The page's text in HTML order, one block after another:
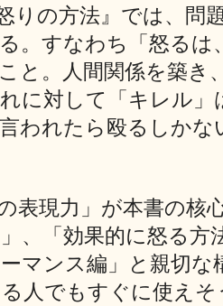
りの方法』では、問
。すなわち「怒るは
と。人間関係を築き
に対して「キレル」
われたら殴るしかな
表現力」が本書の核
、「効果的に怒る方
マンス編」と親切な
人でもすぐに使えそ